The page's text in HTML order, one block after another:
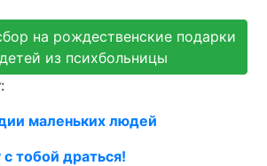
на рождественские подарки
из психбольницы
:
маленьких людей
тобой драться!